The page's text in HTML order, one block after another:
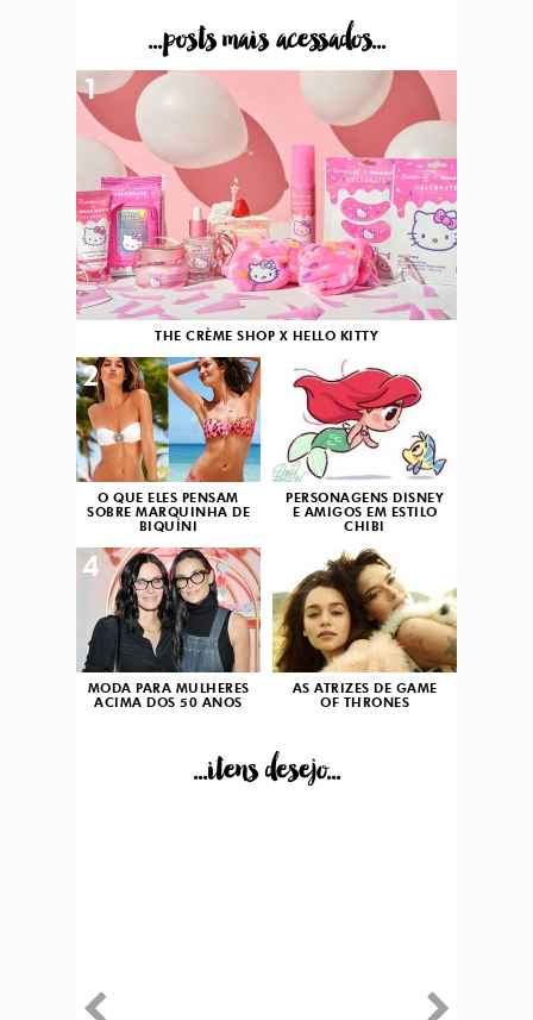
...posts mais acessados...
THE CRÈME SHOP X HELLO KITTY
1
O QUE ELES PENSAM
SOBRE MARQUINHA DE
BIQUÍNI
2
PERSONAGENS DISNEY
E AMIGOS EM ESTILO
CHIBI
3
MODA PARA MULHERES
ACIMA DOS 50 ANOS
4
AS ATRIZES DE GAME
OF THRONES
...itens desejo...